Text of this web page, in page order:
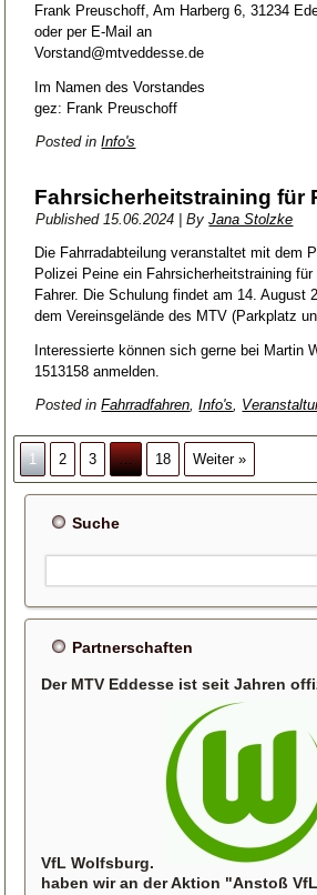
Frank Preuschoff, Am Harberg 6, 31234
oder per E-Mail an
Vorstand@mtveddesse.de
Im Namen des Vorstandes
gez: Frank Preuschoff
Posted in Info's
Fahrsicherheitstraining für
Published 15.06.2024 |By Jana Stolzke
Die Fahrradabteilung veranstaltet mit dem
Polizei Peine ein Fahrsicherheitstraining
Fahrer. Die Schulung findet am 14. August
dem Vereinsgelände des MTV (Parkplatz
Interessierte können sich gerne bei Martin
1513158 anmelden.
Posted in Fahrradfahren,Info's,
1 2 3 … 18 Weiter »
Suche
Partnerschaften
Der MTV Eddesse ist seit Jahren
VfL Wolfsburg.
haben wir an der Aktion "Anstoß